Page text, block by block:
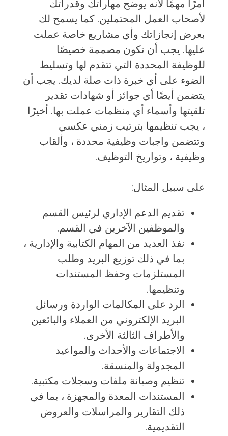
أمرًا مهمًا لأنه يوضح مهاراتك وقدراتك
لأصحاب العمل المحتملين. كما يسمح لك
بعرض إنجازاتك وأي مشاريع خاصة عملت
عليها. يجب أن تكون مصممة خصيصًا
للوظيفة المحددة التي تتقدم لها وتسليط
الضوء على أي خبرة ذات صلة لديك. يجب أن
يتضمن أيضًا أي جوائز أو شهادات تقدير
تلقيتها وأسماء أي منظمات عملت بها. أخيرًا
، يجب تنظيمها بترتيب زمني عكسي
وتتضمن واجبات وظيفية محددة ، وألقاب
وظيفية ، وتواريخ التوظيف.
على سبيل المثال:
تقديم الدعم الإداري لرئيس القسم
والموظفين الآخرين في القسم.
نفذ العديد من المهام الكتابية والإدارية ،
بما في ذلك توزيع البريد وطلب
المستلزمات وحفظ المستندات
وتنظيمها.
الرد على المكالمات الواردة ورسائل
البريد الإلكتروني من العملاء والبائعين
والأطراف الثالثة الأخرى.
الاجتماعات والأحداث والمواعيد
المجدولة والمنسقة.
تنظيم وصيانة ملفات وسجلات مكتبية.
المستندات المعدة والمجهزة ، بما في
ذلك التقارير والمراسلات والعروض
التقديمية.